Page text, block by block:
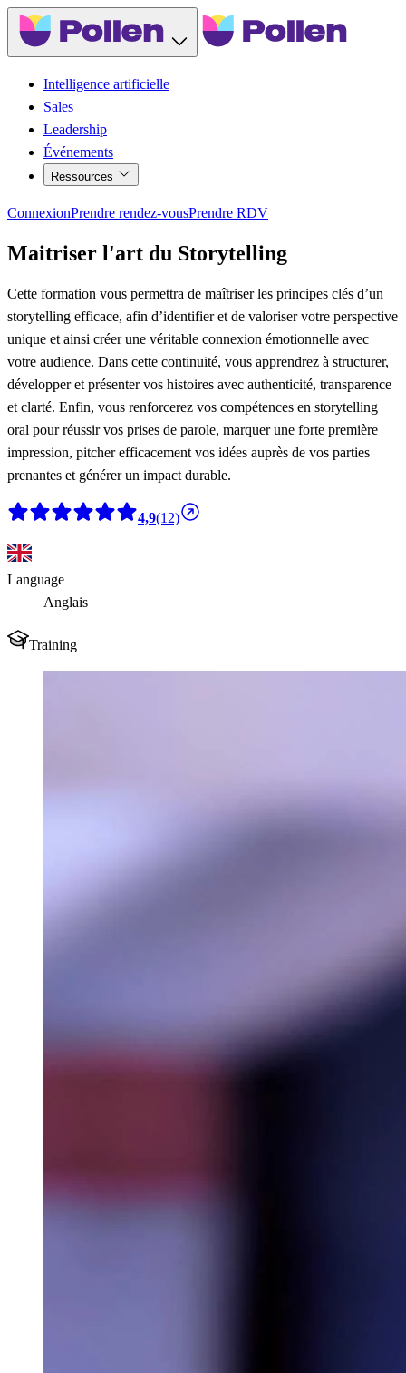
Intelligence artificielle
Sales
Leadership
Événements
Ressources
ConnexionPrendre rendez-vousPrendre RDV
Maitriser l'art du Storytelling
Cette formation vous permettra de maîtriser les principes clés d’un
storytelling efficace, afin d’identifier et de valoriser votre perspective
unique et ainsi créer une véritable connexion émotionnelle avec
votre audience. Dans cette continuité, vous apprendrez à structurer,
développer et présenter vos histoires avec authenticité, transparence
et clarté. Enfin, vous renforcerez vos compétences en storytelling
oral pour réussir vos prises de parole, marquer une forte première
impression, pitcher efficacement vos idées auprès de vos parties
prenantes et générer un impact durable.
4,9(12)
Language
Anglais
Training